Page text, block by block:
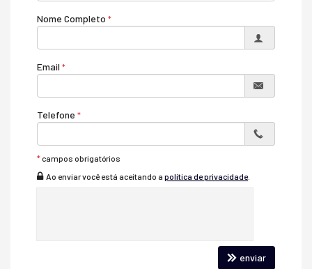
Nome Completo
Email
Telefone
*campos obrigatórios
Ao enviar você está aceitando a política de privacidade.
enviar